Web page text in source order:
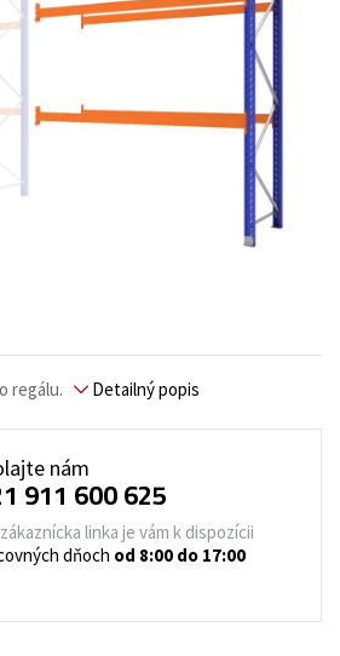
regálu. Detailný popis
nám
911 600 625
linka je vám k dispozícii
dňoch od 8:00 do 17:00